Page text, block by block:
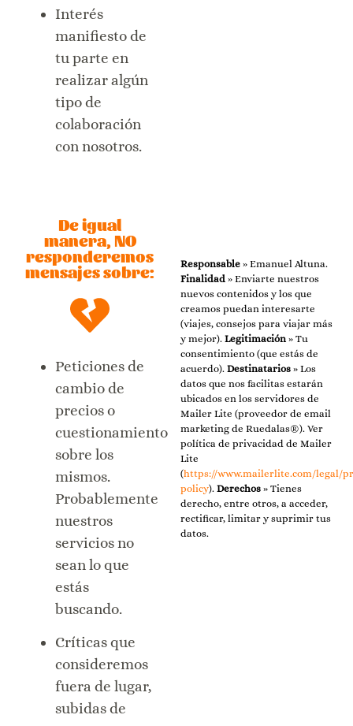
Interés
manifiesto de
tu parte en
realizar algún
tipo de
colaboración
con nosotros.
De igual
manera, NO
responderemos
mensajes sobre:
Peticiones de
cambio de
precios o
cuestionamiento
sobre los
mismos.
Probablemente
nuestros
servicios no
sean lo que
estás
buscando.
Críticas que
consideremos
fuera de lugar,
subidas de
Responsable» Emanuel Altuna.
Finalidad » Enviarte nuestros
nuevos contenidos y los que
creamos puedan interesarte
(viajes, consejos para viajar más
y mejor). Legitimación» Tu
consentimiento (que estás de
acuerdo). Destinatarios» Los
datos que nos facilitas estarán
ubicados en los servidores de
Mailer Lite (proveedor de email
marketing de Ruedalas®). Ver
política de privacidad de Mailer
Lite
(https://www.mailerlite.com/legal/
policy). Derechos» Tienes
derecho, entre otros, a acceder,
rectificar, limitar y suprimir tus
datos.